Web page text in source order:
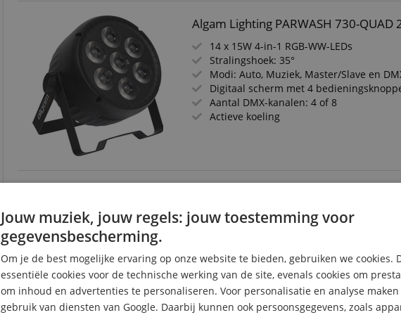
Algam Lighting PARWASH 730-
14 x 15W 4-in-1 RGB-WW-LEDs
Stralingshoek: 35°
Modi: Auto, Muziek, Master/Slave en
Digitaal scherm met 4
Aantal DMX-kanalen: 4 of 8
Actieve koeling
Algam Lighting EVENTPAR Accu LED
6 x 12W RGBWAUV-LEDs
Wireless DMX
Kleurendisplay met 4
Accuduur: tot 4 uur in meerkleurige
eenkleurige modus
Jouw muziek, jouw regels: jouw toestemming voor
gegevensbescherming.
Om je de best mogelijke ervaring op onze website te bieden, gebruiken we cookies.
essentiële cookies voor de technische werking van de site, evenals cookies om
om inhoud en advertenties te personaliseren. Voor personalisatie en analyse
gebruik van diensten van Google. Daarbij kunnen ook persoonsgegevens, zoals